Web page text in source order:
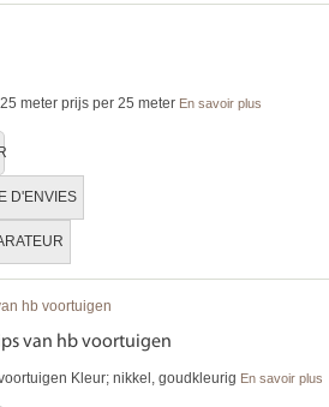
meter prijs per 25 meter En savoir plus
D'ENVIES
van hb voortuigen
Kleur; nikkel, goudkleurig En savoir plus